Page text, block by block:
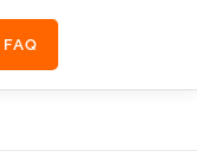
FAQ